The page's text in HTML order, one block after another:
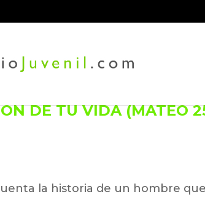
DE TU VIDA (MATEO
la historia de un hombre